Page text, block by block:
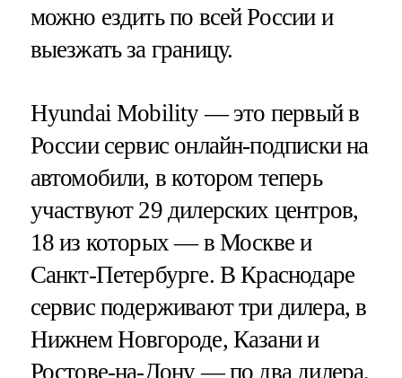
можно ездить по всей России и
выезжать за границу.
Hyundai Mobility — это первый в
России сервис онлайн-подписки на
автомобили, в котором теперь
участвуют 29 дилерских центров,
18 из которых — в Москве и
Санкт-Петербурге. В Краснодаре
сервис подерживают три дилера, в
Нижнем Новгороде, Казани и
Ростове-на-Дону — по два дилера,